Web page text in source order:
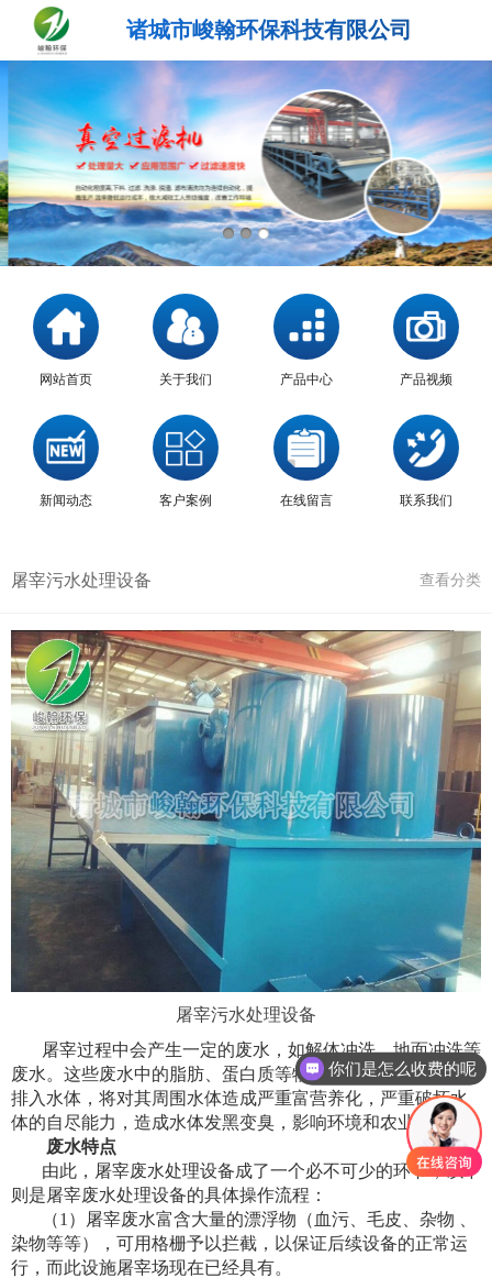
诸城市峻翰环保科技有限公司
网站首页 关于我们 产品中心 产品视频
新闻动态 客户案例 在线留言 联系我们
屠宰污水处理设备 查看分类
屠宰污水处理设备
屠宰过程中会产生一定的废水，如解体冲洗、地面冲洗等
废水。这些废水中的脂肪、蛋白质等物质不经过处理，直接
排入水体，将对其周围水体造成严重富营养化，严重破坏水
体的自尽能力，造成水体发黑变臭，影响环境和农业灌溉。
废水特点
由此，屠宰废水处理设备成了一个必不可少的环节，以下
则是屠宰废水处理设备的具体操作流程：
（1 ）屠宰废水富含大量的漂浮物（血污、毛皮、杂物 、
染物等等），可用格栅予以拦截，以保证后续设备的正常运
行，而此设施屠宰场现在已经具有。
你们是怎么收费的呢